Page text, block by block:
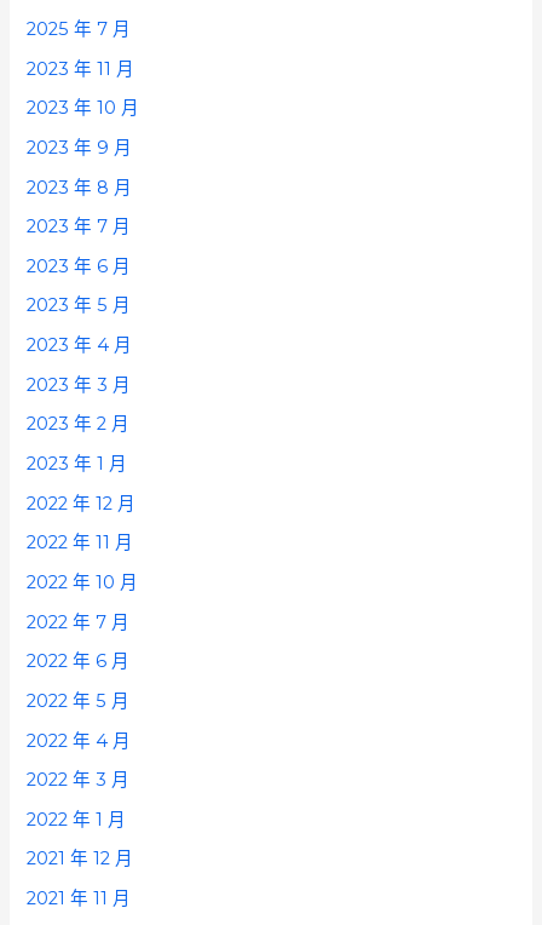
2025 年 7 月
2023 年 11 月
2023 年 10 月
2023 年 9 月
2023 年 8 月
2023 年 7 月
2023 年 6 月
2023 年 5 月
2023 年 4 月
2023 年 3 月
2023 年 2 月
2023 年 1 月
2022 年 12 月
2022 年 11 月
2022 年 10 月
2022 年 7 月
2022 年 6 月
2022 年 5 月
2022 年 4 月
2022 年 3 月
2022 年 1 月
2021 年 12 月
2021 年 11 月